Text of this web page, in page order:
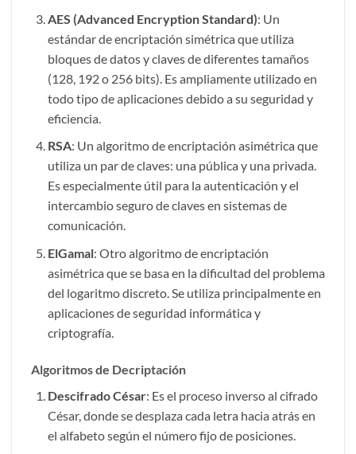
AES (Advanced Encryption Standard): Un
estándar de encriptación simétrica que utiliza
bloques de datos y claves de diferentes tamaños
(128, 192 o 256 bits). Es ampliamente utilizado en
todo tipo de aplicaciones debido a su seguridad y
eficiencia.
RSA: Un algoritmo de encriptación asimétrica que
utiliza un par de claves: una pública y una privada.
Es especialmente útil para la autenticación y el
intercambio seguro de claves en sistemas de
comunicación.
ElGamal: Otro algoritmo de encriptación
asimétrica que se basa en la dificultad del problema
del logaritmo discreto. Se utiliza principalmente en
aplicaciones de seguridad informática y
criptografía.
Algoritmos de Decriptación
Descifrado César: Es el proceso inverso al cifrado
César, donde se desplaza cada letra hacia atrás en
el alfabeto según el número fijo de posiciones.